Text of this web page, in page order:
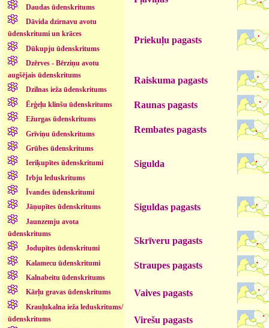
Daudas ūdenskritums
Dāvida dzirnavu avotu
ūdenskritumi un krāces
Dūkupju ūdenskritums
Dzērves - Bērziņu avotu
augšējais ūdenskritums
Dzilnas ieža ūdenskritums
Ērģeļu klinšu ūdenskritums
Ežurgas ūdenskritums
Grīviņu ūdenskritums
Grūbes ūdenskritums
Ieriķupītes ūdenskritumi
Irbju leduskritums
Īvandes ūdenskritumi
Jāņupītes ūdenskritums
Jaunzemju avota
ūdenskritums
Jodupītes ūdenskritumi
Kalamecu ūdenskritumi
Kalnabeitu ūdenskritums
Kārļu gravas ūdenskritums
Krauļukalna ieža leduskritums/
ūdenskritums
Priekuļu pagasts
Raiskuma pagasts
Raunas pagasts
Rembates pagasts
Sigulda
Siguldas pagasts
Skrīveru pagasts
Straupes pagasts
Vaives pagasts
Virešu pagasts